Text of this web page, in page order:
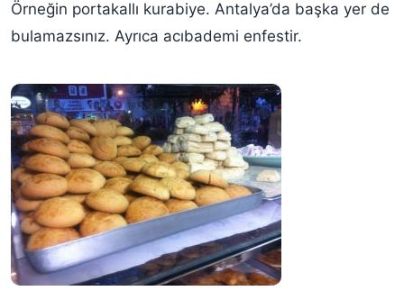
Örneğin portakallı kurabiye. Antalya’da başka yer de
bulamazsınız. Ayrıca acıbademi enfestir.